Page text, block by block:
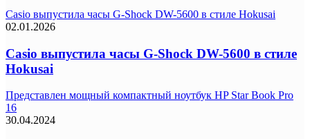
Casio выпустила часы G-Shock DW-5600 в стиле Hokusai
02.01.2026
Casio выпустила часы G-Shock DW-5600 в стиле
Hokusai
Представлен мощный компактный ноутбук HP Star Book Pro
16
30.04.2024